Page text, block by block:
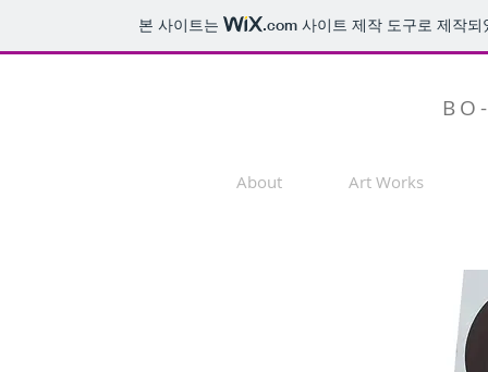
본 사이트는 .com 사이트 제작 도구로 제작
About Art Works